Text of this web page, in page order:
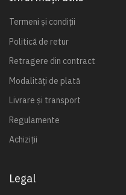
Termeni și condiții
Politică de retur
Retragere din contract
Modalități de plată
Livrare și transport
Regulamente
Achiziții
Legal